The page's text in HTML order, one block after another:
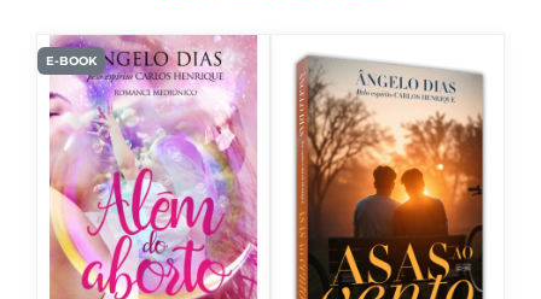
E-BOOK